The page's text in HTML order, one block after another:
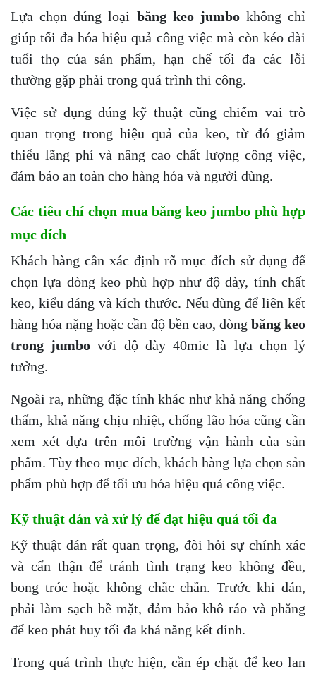
Lựa chọn đúng loại băng keo jumbokhông chỉ
giúp tối đa hóa hiệu quả công việc mà còn kéo dài
tuổi thọ của sản phẩm, hạn chế tối đa các lỗi
thường gặp phải trong quá trình thi công.
Việc sử dụng đúng kỹ thuật cũng chiếm vai trò
quan trọng trong hiệu quả của keo, từ đó giảm
thiểu lãng phí và nâng cao chất lượng công việc,
đảm bảo an toàn cho hàng hóa và người dùng.
Các tiêu chí chọn mua băng keo jumbo phù hợp
mục đích
Khách hàng cần xác định rõ mục đích sử dụng để
chọn lựa dòng keo phù hợp như độ dày, tính chất
keo, kiểu dáng và kích thước. Nếu dùng để liên kết
hàng hóa nặng hoặc cần độ bền cao, dòng băng keo
trong jumbo với độ dày 40mic là lựa chọn lý
tưởng.
Ngoài ra, những đặc tính khác như khả năng chống
thấm, khả năng chịu nhiệt, chống lão hóa cũng cần
xem xét dựa trên môi trường vận hành của sản
phẩm. Tùy theo mục đích, khách hàng lựa chọn sản
phẩm phù hợp để tối ưu hóa hiệu quả công việc.
Kỹ thuật dán và xử lý để đạt hiệu quả tối đa
Kỹ thuật dán rất quan trọng, đòi hỏi sự chính xác
và cẩn thận để tránh tình trạng keo không đều,
bong tróc hoặc không chắc chắn. Trước khi dán,
phải làm sạch bề mặt, đảm bảo khô ráo và phẳng
để keo phát huy tối đa khả năng kết dính.
Trong quá trình thực hiện, cần ép chặt để keo lan